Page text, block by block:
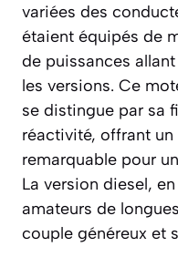
variées des
étaient équipés de
de puissances allant
les versions. Ce
se distingue par sa
réactivité, offrant
remarquable pour
La version diesel,
amateurs de
couple généreux et